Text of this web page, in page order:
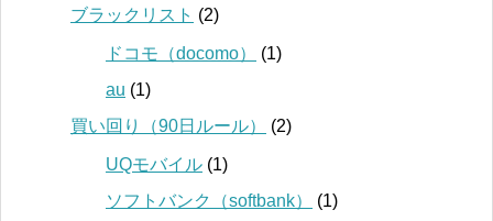
ブラックリスト (2)
ドコモ（docomo）
(1)
au (1)
買い回り（90日ルール）
(2)
UQモバイル (1)
ソフトバンク（softbank）
(1)